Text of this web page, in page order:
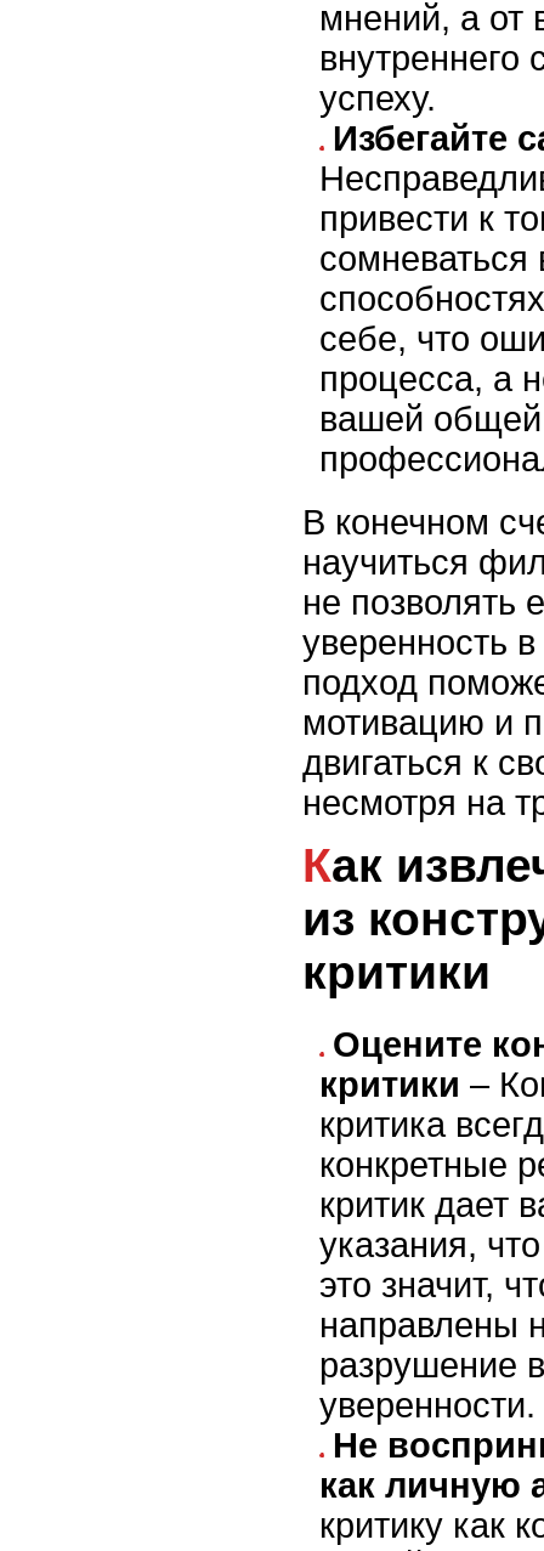
мнений, а от
внутреннего
успеху.
Избегайте
привести к
сомневаться
себе, что
процесса, а
вашей общей
В конечном
научиться
не позволять
уверенность
подход
мотивацию и
двигаться к
несмотря на
Как извлечь полезное
из
критики
Оцените
критики –
критика
конкретные
критик дает
указания,
это значит,
направлены
разрушение
уверенности.
Не
как личную
критику как